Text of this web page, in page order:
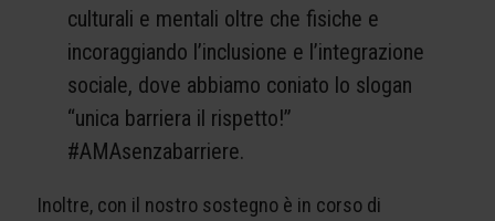
culturali e mentali oltre che fisiche e
incoraggiando l’inclusione e l’integrazione
sociale, dove abbiamo coniato lo slogan
“unica barriera il rispetto!”
#AMAsenzabarriere.
Inoltre, con il nostro sostegno è in corso di